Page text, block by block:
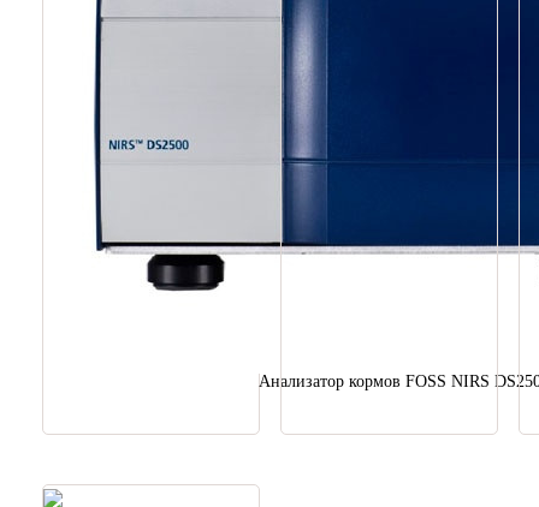
Анализатор кормов FOSS NIRS